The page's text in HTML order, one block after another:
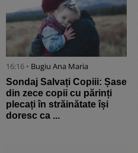
16:16 • Bugiu ⁠Ana Maria
Sondaj Salvați Copiii: Șase
din zece copii cu părinți
plecați în străinătate își
doresc ca ...